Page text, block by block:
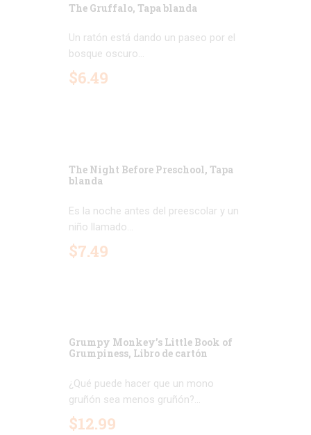
The Gruffalo, Tapa blanda
Un ratón está dando un paseo por el
bosque oscuro...
$6.49
The Night Before Preschool, Tapa
blanda
Es la noche antes del preescolar y un
niño llamado...
$7.49
Grumpy Monkey’s Little Book of
Grumpiness, Libro de cartón
¿Qué puede hacer que un mono
gruñón sea menos gruñón?...
$12.99